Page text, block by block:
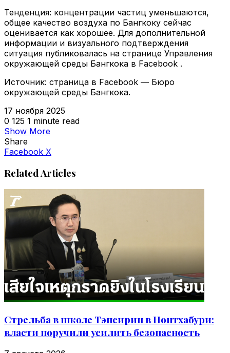
Тенденция: концентрации частиц уменьшаются,
общее качество воздуха по Бангкоку сейчас
оценивается как хорошее. Для дополнительной
информации и визуального подтверждения
ситуация публиковалась на странице Управления
окружающей среды Бангкока в Facebook .
Источник: страница в Facebook — Бюро
окружающей среды Бангкока.
17 ноября 2025
0 125 1 minute read
Show More
Share
Facebook X
Related Articles
Стрельба в школе Тэпсирин в Нонтхабури:
власти поручили усилить безопасность